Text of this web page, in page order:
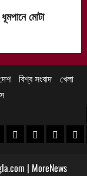
মোটা
বিশ্ব সংবাদ খেলা
খবর খবর
শিলিগুড়ি খবর
উত্তরদক্ষিণ
| MoreNews